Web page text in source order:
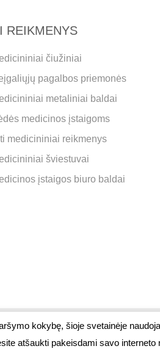
REIKMENYS
čiužiniai
pagalbos priemonės
metaliniai baldai
medicinos įstaigoms
medicininiai reikmenys
šviestuvai
įstaigos biuro baldai
kokybę, šioje svetainėje
atšaukti pakeisdami savo